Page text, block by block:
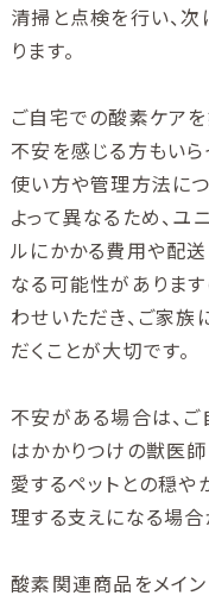
清掃と点検を行い、
ります。
ご自宅での酸素ケア
不安を感じる方もいら
使い方や管理方法に
よって異なるため、ユ
ルにかかる費用や配
なる可能性がありま
わせいただき、ご家
だくことが大切です。
不安がある場合は、
はかかりつけの獣医師
愛するペットとの穏
理する支えになる場合
酸素関連商品をメイ